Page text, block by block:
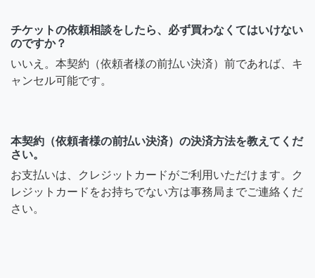
チケットの依頼相談をしたら、必ず買わなくてはいけない
のですか？
いいえ。本契約（依頼者様の前払い決済）前であれば、キ
ャンセル可能です。
本契約（依頼者様の前払い決済）の決済方法を教えてくだ
さい。
お支払いは、クレジットカードがご利用いただけます。ク
レジットカードをお持ちでない方は事務局までご連絡くだ
さい。